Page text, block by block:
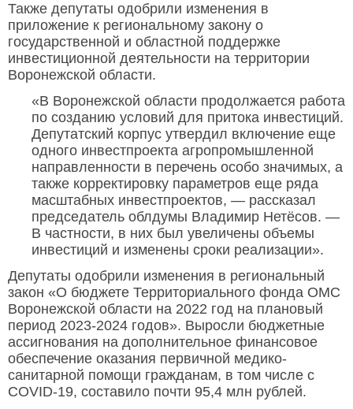
Также депутаты одобрили изменения в
приложение к региональному закону о
государственной и областной поддержке
инвестиционной деятельности на территории
Воронежской области.
«В Воронежской области продолжается работа
по созданию условий для притока инвестиций.
Депутатский корпус утвердил включение еще
одного инвестпроекта агропромышленной
направленности в перечень особо значимых, а
также корректировку параметров еще ряда
масштабных инвестпроектов, — рассказал
председатель облдумы Владимир Нетёсов. —
В частности, в них был увеличены объемы
инвестиций и изменены сроки реализации».
Депутаты одобрили изменения в региональный
закон «О бюджете Территориального фонда ОМС
Воронежской области на 2022 год на плановый
период 2023-2024 годов». Выросли бюджетные
ассигнования на дополнительное финансовое
обеспечение оказания первичной медико-
санитарной помощи гражданам, в том числе с
COVID-19, составило почти 95,4 млн рублей.